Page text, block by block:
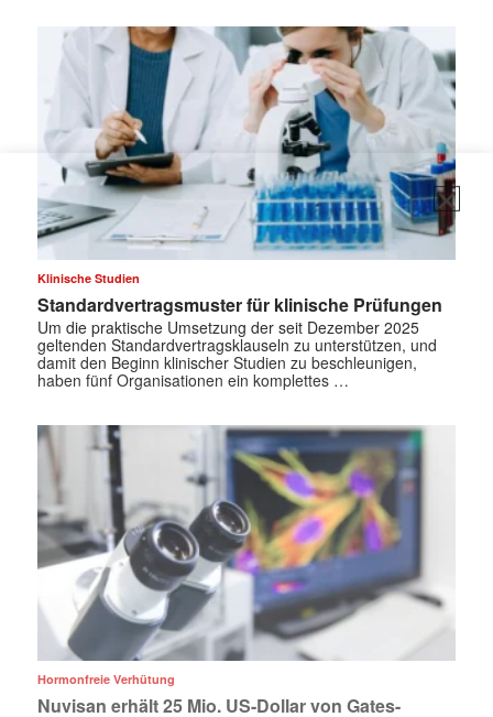
Klinische Studien
Standardvertragsmuster für klinische Prüfungen
Um die praktische Umsetzung der seit Dezember 2025
geltenden Standardvertragsklauseln zu unterstützen, und
damit den Beginn klinischer Studien zu beschleunigen,
haben fünf Organisationen ein komplettes …
Hormonfreie Verhütung
Nuvisan erhält 25 Mio. US-Dollar von Gates-